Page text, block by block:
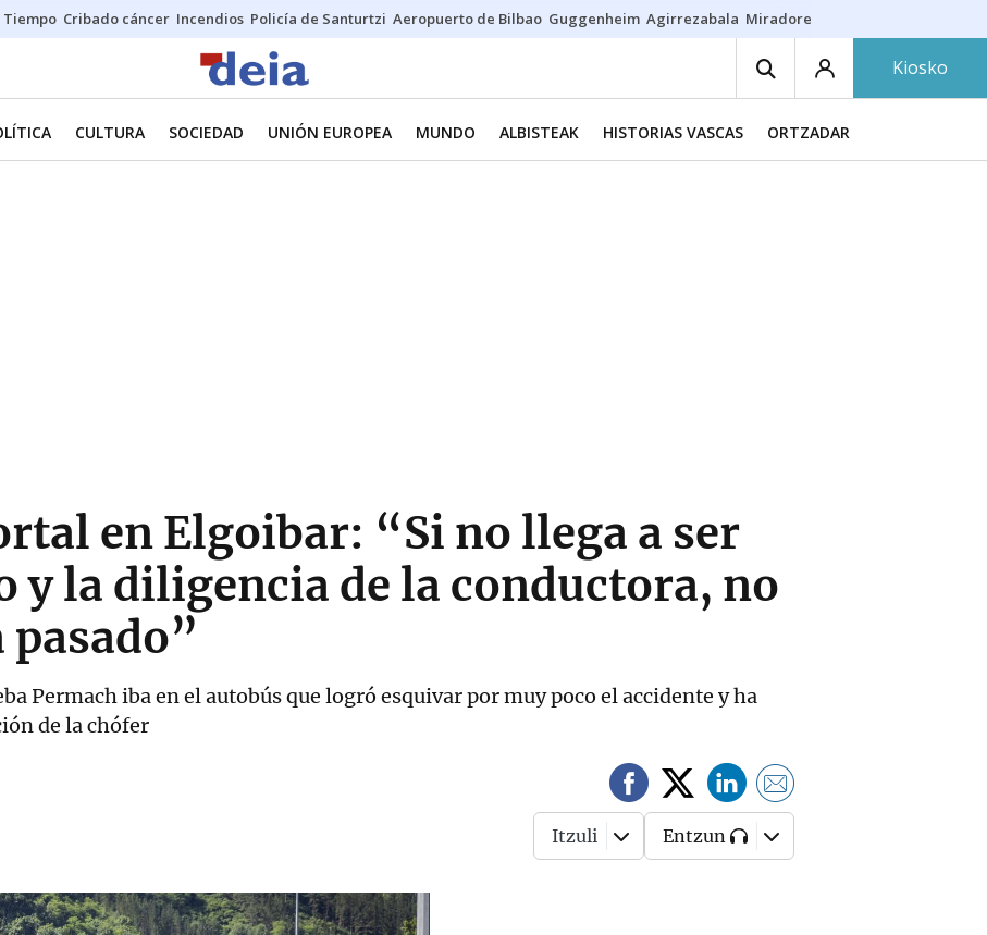
Tiempo Cribado cáncer Incendios Policía de Santurtzi Aeropuerto de Bilbao Guggenheim Agirrezabala Miradores en Bilbao
Kiosko
CULTURA SOCIEDAD UNIÓN EUROPEA MUNDO ALBISTEAK HISTORIAS VASCAS ORTZADAR
en Elgoibar: “Si no llega a ser
y la diligencia de la conductora, no
pasado”
Permach iba en el autobús que logró esquivar por muy poco el accidente y ha
de la chófer
Itzuli Entzun